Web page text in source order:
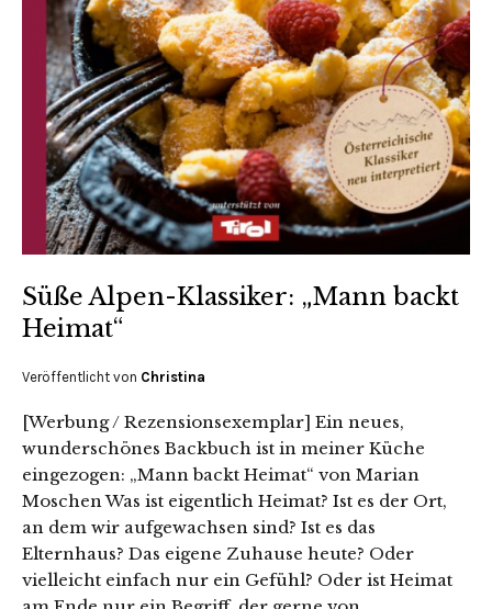
Süße Alpen-Klassiker: „Mann backt
Heimat“
Veröffentlicht von Christina
[Werbung / Rezensionsexemplar] Ein neues,
wunderschönes Backbuch ist in meiner Küche
eingezogen: „Mann backt Heimat“ von Marian
Moschen Was ist eigentlich Heimat? Ist es der Ort,
an dem wir aufgewachsen sind? Ist es das
Elternhaus? Das eigene Zuhause heute? Oder
vielleicht einfach nur ein Gefühl? Oder ist Heimat